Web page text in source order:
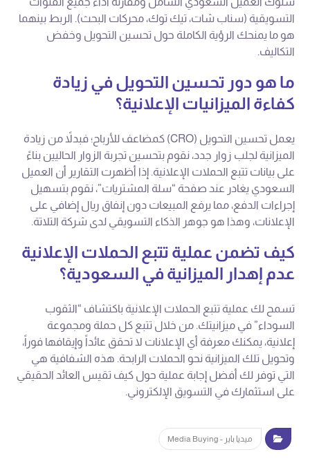
التسويقية (سناب شات، تيك توك، محركات البحث). الربط بينهما
هو ما يمنحك الرؤية الكاملة حول تحسين التحويل وخفض
التكاليف.
ما هو دور تحسين التحويل في زيادة
كفاءة الميزانيات الإعلانية؟
يعمل تحسين التحويل (CRO) كمضاعف للأرباح؛ فبدلاً من زيادة
الميزانية لجلب زوار جدد، نقوم بتحسين تجربة الزوار الحاليين بناءً
على بيانات تتبع الحملات الإعلانية. إذا أظهرت التقارير أن العميل
السعودي يغادر عند صفحة “سلة المشتريات”، نقوم بتسهيل
إجراءات الدفع، مما يرفع المبيعات دون إنفاق ريال إضافي على
الإعلانات، وهذا هو جوهر الذكاء التسويقي لدى شركة التلاتة.
كيف تضمن عملية تتبع الحملات الإعلانية
عدم إهدار الميزانية في السعودية؟
تسمح لك عملية تتبع الحملات الإعلانية باكتشاف “الثقوب
السوداء” في ميزانيتك. من خلال تتبع كل حملة ومجموعة
إعلانية، يمكنك معرفة أي الإعلانات لا تحقق عائداً وإيقافها فوراً،
وتحويل تلك الميزانية نحو الحملات الرابحة. هذه الشفافية هي
التي توفر لك أفضل إجابة عملية حول كيف تقيس العائد الحقيقي
على استثمارك في التسويق الإلكتروني.
ميديا باير - Media Buying